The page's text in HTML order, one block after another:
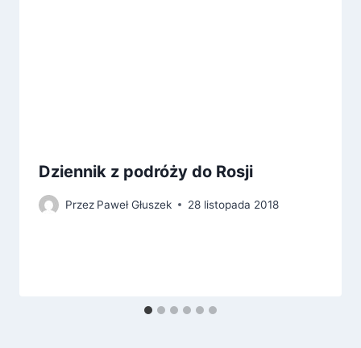
Dziennik z podróży do Rosji
Przez Paweł Głuszek 28 listopada 2018